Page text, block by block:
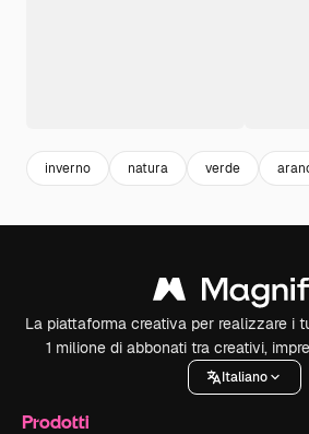
inverno natura verde
La piattaforma creativa per realizzare i
1 milione di abbonati tra creativi,
Italiano
Prodotti